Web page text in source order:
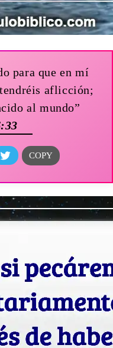
para que en mí
aflicción;
al mundo”